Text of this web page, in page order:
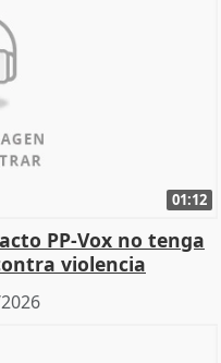
01:12
PP-Vox no tenga
violencia